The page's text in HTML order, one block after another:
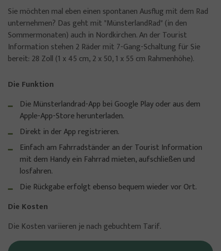
Sie möchten mal eben einen spontanen Ausflug mit dem Rad
unternehmen? Das geht mit "MünsterlandRad" (in den
Sommermonaten) auch in Nordkirchen. An der Tourist
Information stehen 2 Räder mit 7-Gang-Schaltung für Sie
bereit: 28 Zoll (1 x 45 cm, 2 x 50, 1 x 55 cm Rahmenhöhe).
Die Funktion
Die Münsterlandrad-App bei Google Play oder aus dem
Apple-App-Store herunterladen.
Direkt in der App registrieren.
Einfach am Fahrradständer an der Tourist Information
mit dem Handy ein Fahrrad mieten, aufschließen und
losfahren.
Die Rückgabe erfolgt ebenso bequem wieder vor Ort.
Die Kosten
Die Kosten variieren je nach gebuchtem Tarif.
Show larger version